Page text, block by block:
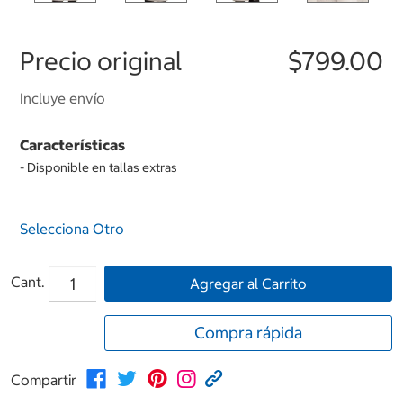
Precio original $799.00
Incluye envío
Características
- Disponible en tallas extras
Selecciona Otro
Cant. Agregar al Carrito
Compra rápida
Compartir